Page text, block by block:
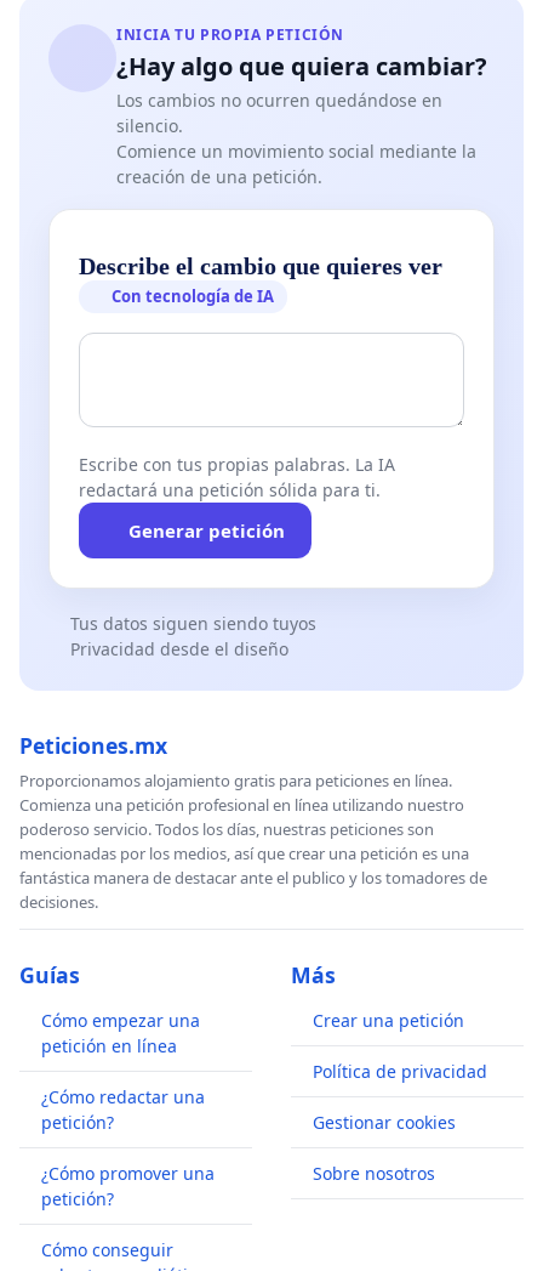
INICIA TU PROPIA PETICIÓN
¿Hay algo que quiera cambiar?
Los cambios no ocurren quedándose en
silencio.
Comience un movimiento social mediante la
creación de una petición.
Describe el cambio que quieres ver
Con tecnología de IA
Escribe con tus propias palabras. La IA
redactará una petición sólida para ti.
Generar petición
Tus datos siguen siendo tuyos
Privacidad desde el diseño
Peticiones.mx
Proporcionamos alojamiento gratis para peticiones en línea.
Comienza una petición profesional en línea utilizando nuestro
poderoso servicio. Todos los días, nuestras peticiones son
mencionadas por los medios, así que crear una petición es una
fantástica manera de destacar ante el publico y los tomadores de
decisiones.
Guías
Cómo empezar una
petición en línea
¿Cómo redactar una
petición?
¿Cómo promover una
petición?
Cómo conseguir
Más
Crear una petición
Política de privacidad
Gestionar cookies
Sobre nosotros